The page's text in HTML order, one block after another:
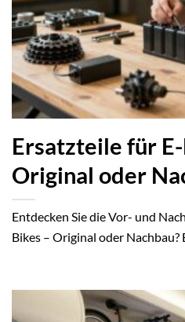
Ersatzteile für
Original oder
Entdecken Sie die Vor- und
Bikes – Original oder Nachbau?